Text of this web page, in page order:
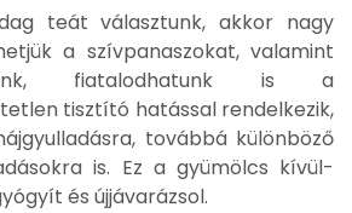
teát választunk, akkor nagy
a szívpanaszokat, valamint
fiatalodhatunk is a
tisztító hatással rendelkezik,
továbbá különböző
is. Ez a gyümölcs kívül-
és újjávarázsol.